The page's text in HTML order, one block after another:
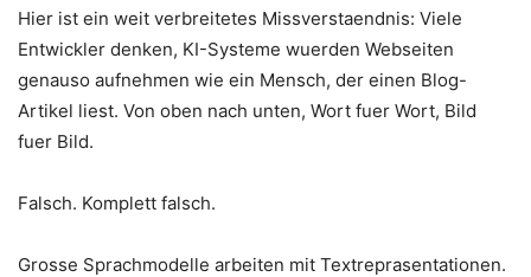
Hier ist ein weit verbreitetes Missverstaendnis: Viele
Entwickler denken, KI-Systeme wuerden Webseiten
genauso aufnehmen wie ein Mensch, der einen Blog-
Artikel liest. Von oben nach unten, Wort fuer Wort, Bild
fuer Bild.
Falsch. Komplett falsch.
Grosse Sprachmodelle arbeiten mit Textreprasentationen.